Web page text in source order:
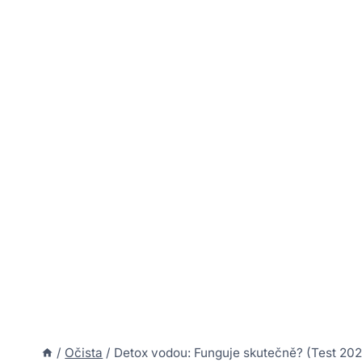
/ Očista / Detox vodou: Funguje skutečně? (Test